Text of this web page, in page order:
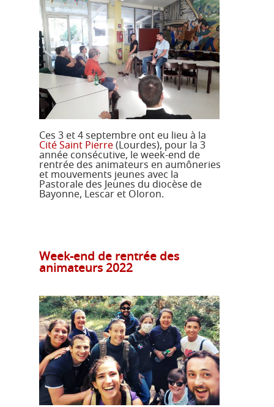
Ces 3 et 4 septembre ont eu lieu à la
Cité Saint Pierre (Lourdes), pour la 3
année consécutive, le week-end de
rentrée des animateurs en aumôneries
et mouvements jeunes avec la
Pastorale des Jeunes du diocèse de
Bayonne, Lescar et Oloron.
Week-end de rentrée des
animateurs 2022